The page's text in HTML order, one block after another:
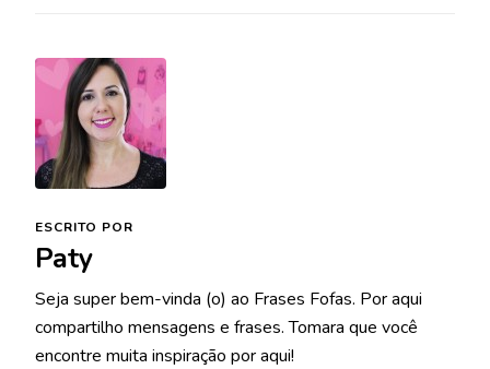
ESCRITO POR
Paty
Seja super bem-vinda (o) ao Frases Fofas. Por aqui
compartilho mensagens e frases. Tomara que você
encontre muita inspiração por aqui!